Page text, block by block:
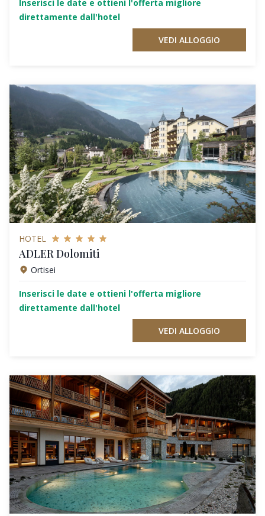
Inserisci le date e ottieni l'offerta migliore
direttamente dall'hotel
VEDI ALLOGGIO
HOTEL
ADLER Dolomiti
Ortisei
Inserisci le date e ottieni l'offerta migliore
direttamente dall'hotel
VEDI ALLOGGIO